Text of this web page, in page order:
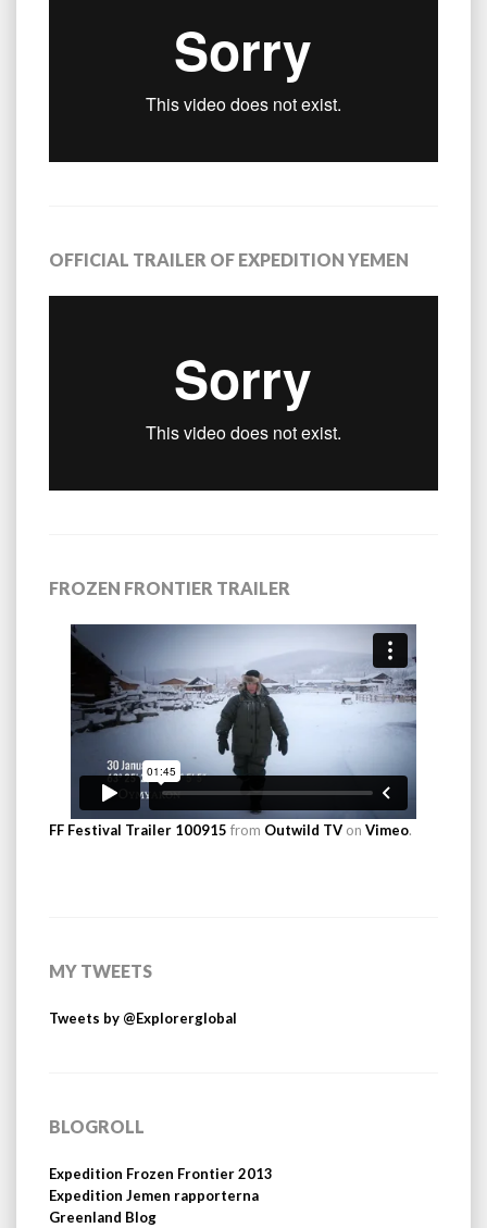
OFFICIAL TRAILER OF EXPEDITION YEMEN
FROZEN FRONTIER TRAILER
FF Festival Trailer 100915 from Outwild TV on Vimeo.
MY TWEETS
Tweets by @Explorerglobal
BLOGROLL
Expedition Frozen Frontier 2013
Expedition Jemen rapporterna
Greenland Blog